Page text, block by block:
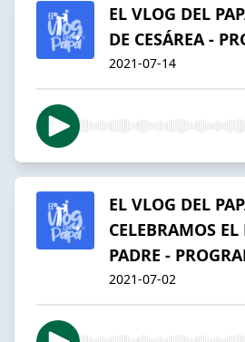
EL VLOG DEL
DE CESÁREA -
2021-07-14
EL VLOG DEL
CELEBRAMOS
PADRE -
2021-07-02